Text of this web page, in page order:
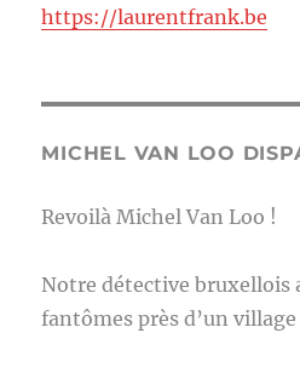
https://laurentfrank.be
MICHEL VAN LOO
Revoilà Michel Van Loo !
Notre détective bruxellois
fantômes près d’un